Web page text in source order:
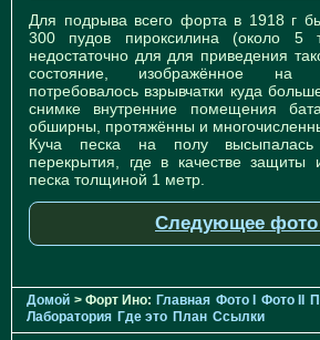
Для подрыва всего форта в 1918 г
300 пудов пироксилина (около 5
недостаточно для для приведения
состояние, изображённое на
потребовалось взрывчатки куда
снимке внутренние помещения
обширны, протяжённы и
Куча песка на полу высыпалась
перекрытия, где в качестве защиты
песка толщиной 1 метр.
Следующее фото
Домой > Форт Ино: Главная Фото I Фото II
Лаборатория Где это План Ссылки